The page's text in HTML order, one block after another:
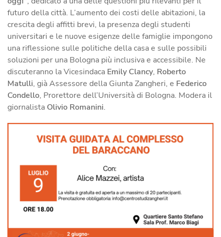
futuro della città. L’aumento dei costi delle abitazioni, la
crescita degli affitti brevi, la presenza degli studenti
universitari e le nuove esigenze delle famiglie impongono
una riflessione sulle politiche della casa e sulle possibili
soluzioni per una Bologna più inclusiva e accessibile. Ne
discuteranno la Vicesindaca Emily Clancy, Roberto
Matulli, già Assessore della Giunta Zangheri, e Federico
Condello, Prorettore dell’Università di Bologna. Modera il
giornalista Olivio Romanini.